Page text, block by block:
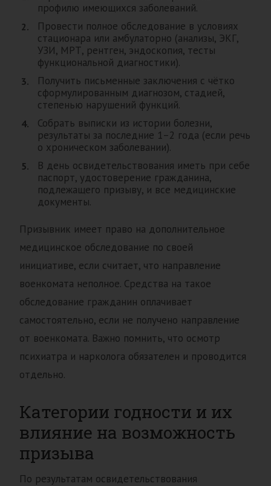
профилю имеющихся заболеваний.
Провести полное обследование в условиях
стационара или амбулаторно (анализы, ЭКГ,
УЗИ, МРТ, рентген, эндоскопия, тесты
функциональной диагностики).
Получить письменные заключения с чётко
сформулированным диагнозом, стадией,
степенью нарушений функций.
Собрать выписки из истории болезни,
результаты за последние 1–2 года (если речь
о хроническом заболевании).
В день освидетельствования иметь при себе
паспорт, удостоверение гражданина,
подлежащего призыву, и все медицинские
документы.
Призывник имеет право на дополнительное
медицинское обследование по своей
инициативе, если считает, что направление
военкомата неполное. Средства на такое
обследование гражданин оплачивает
самостоятельно, если не получено направление
от военкомата. Важно помнить, что осмотр
психиатра и нарколога обязателен и проводится
отдельно.
Категории годности и их
влияние на возможность
призыва
По результатам освидетельствования